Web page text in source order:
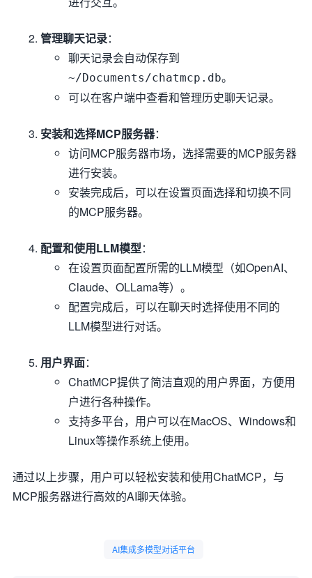
管理聊天记录：
聊天记录会自动保存到
~/Documents/chatmcp.db。
可以在客户端中查看和管理历史聊天记录。
安装和选择MCP服务器：
访问MCP服务器市场，选择需要的MCP服务器
进行安装。
安装完成后，可以在设置页面选择和切换不同
的MCP服务器。
配置和使用LLM模型：
在设置页面配置所需的LLM模型（如OpenAI、
Claude、OLLama等）。
配置完成后，可以在聊天时选择使用不同的
LLM模型进行对话。
用户界面：
ChatMCP提供了简洁直观的用户界面，方便用
户进行各种操作。
支持多平台，用户可以在MacOS、Windows和
Linux等操作系统上使用。
通过以上步骤，用户可以轻松安装和使用ChatMCP，与
MCP服务器进行高效的AI聊天体验。
AI集成多模型对话平台